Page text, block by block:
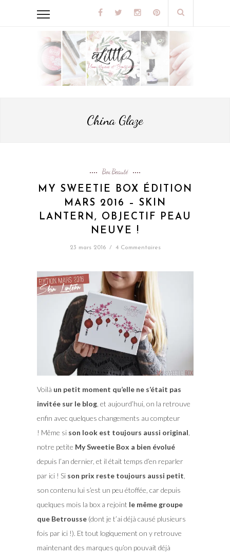
China Glaze
Box Beauté
MY SWEETIE BOX ÉDITION
MARS 2016 – SKIN
LANTERN, OBJECTIF PEAU
NEUVE !
23 mars 2016 / 4 Commentaires
Voilà un petit moment qu’elle ne s’était pas
invitée sur le blog, et aujourd’hui, on la retrouve
enfin avec quelques changements au compteur
! Même si son look est toujours aussi original
notre petite My Sweetie Box a bien évolué
depuis l’an dernier, et il était temps d’en reparler
par ici ! Si son prix reste toujours aussi petit
son contenu lui s’est un peu étoffée, car depuis
quelques mois la box a rejoint le même groupe
que Betrousse(dont je t’ai déjà causé plusieurs
fois par ici !). Et tout logiquement on y retrouve
maintenant des marques qu’on pouvait déjà